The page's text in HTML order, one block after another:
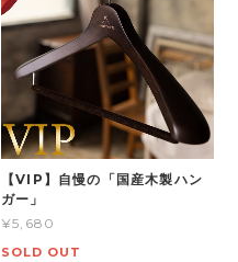
【VIP】自慢の「国産木製ハン
ガー」
¥5,680
SOLD OUT